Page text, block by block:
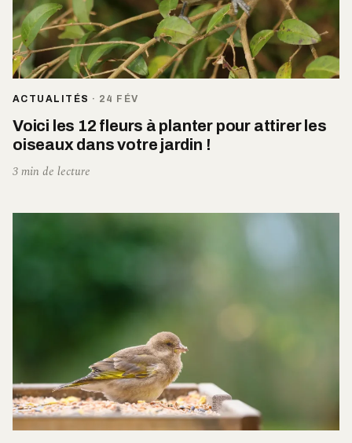
ACTUALITÉS · 24 FÉV
Voici les 12 fleurs à planter pour attirer les
oiseaux dans votre jardin !
3 min de lecture